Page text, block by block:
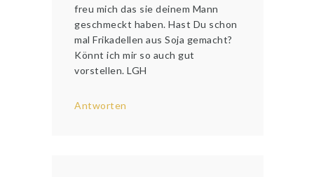
freu mich das sie deinem Mann
geschmeckt haben. Hast Du schon
mal Frikadellen aus Soja gemacht?
Könnt ich mir so auch gut
vorstellen. LGH
Antworten